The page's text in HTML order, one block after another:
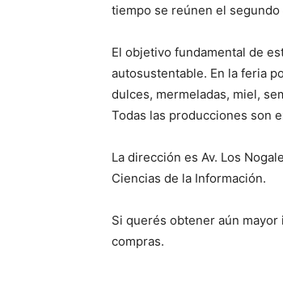
tiempo se reúnen el
El objetivo fundamental de
autosustentable. En la feria
dulces, mermeladas, miel,
Todas las producciones son
La dirección es Av. Los
Ciencias de la Información.
Si querés obtener aún mayor
compras.